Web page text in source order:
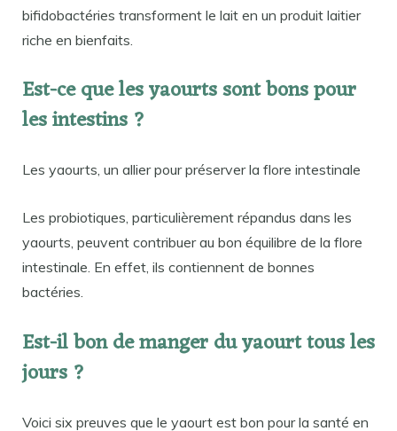
bifidobactéries transforment le lait en un produit laitier
riche en bienfaits.
Est-ce que les yaourts sont bons pour
les intestins ?
Les yaourts, un allier pour préserver la flore intestinale
Les probiotiques, particulièrement répandus dans les
yaourts, peuvent contribuer au bon équilibre de la flore
intestinale. En effet, ils contiennent de bonnes
bactéries.
Est-il bon de manger du yaourt tous les
jours ?
Voici six preuves que le yaourt est bon pour la santé en